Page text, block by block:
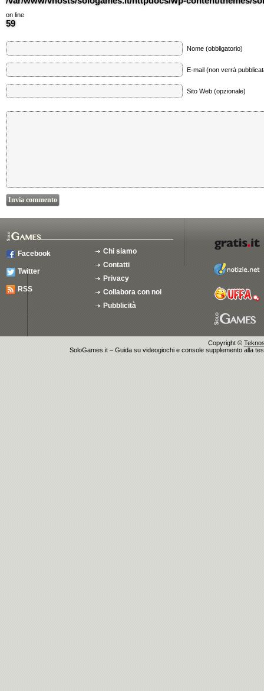
on line
59
Nome (obbligatorio)
E-mail (non verrà
Sito Web (opzionale)
Facebook
Twitter
RSS
Chi siamo
Contatti
Privacy
Collabora con noi
Pubblicità
Copyright ©
SoloGames.it – Guida su videogiochi e console supplemento alla